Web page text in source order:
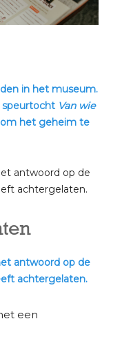
in het museum.
speurtocht Van wie
het geheim te
antwoord op de
achtergelaten.
antwoord op de
achtergelaten.
een